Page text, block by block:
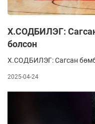
Х.СОДБИЛЭГ:
болсон
Х.СОДБИЛЭГ: Сагсан
2025-04-24